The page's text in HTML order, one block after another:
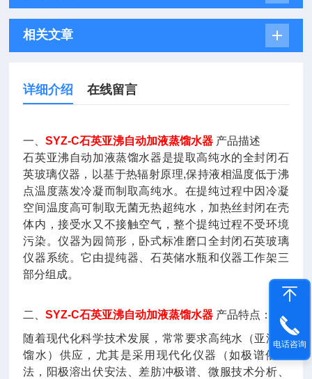
相关文章
详细介绍 在线留言
一、SYZ-C石英亚沸自动加液蒸馏水器 产品描述
石英亚沸自动加液蒸馏水器是提取高纯水的全封闭石
英玻璃仪器，以基于热辐射原理,保持液相温度低于沸
点温度蒸发冷凝而制取高纯水。在提纯过程中因冷凝
空间温度高可制取无菌无热超纯水，加热丝封闭在壳
体内，接受水又不接触空气，整个提纯过程不受环境
污染。仪器为园筒形，卧式标准磨口全封闭石英玻璃
仪器系统。它由提纯器、石英储水瓶和仪器工作架三
部分组成。
二、SYZ-C石英亚沸自动加液蒸馏水器 产品特点：
随着现代化科学技术发展，常常要求高纯水（亚沸蒸
馏水）供应，尤其是采用现代化仪器（如极谱催化
法，阳极溶出伏安法、差肪冲极谱、微服技术分析、
电话咨询